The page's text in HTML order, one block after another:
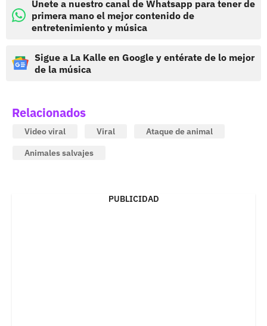
Únete a nuestro canal de Whatsapp para tener de
primera mano el mejor contenido de
entretenimiento y música
Sigue a La Kalle en Google y entérate de lo mejor
de la música
Relacionados
Video viral Viral
Ataque de animal
Animales salvajes
PUBLICIDAD